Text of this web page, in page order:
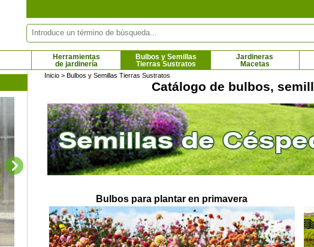
Herramientas
de jardinería
Bulbos y Semillas
Tierras Sustratos
Jardineras
Macetas
Palmito
5.36 € - 167.17 €
Paulonia
2.48 € - 91.43 €
Inicio > Bulbos y Semillas Tierras Sustratos
Catálogo de bulbos,
Bulbos para plantar en primavera